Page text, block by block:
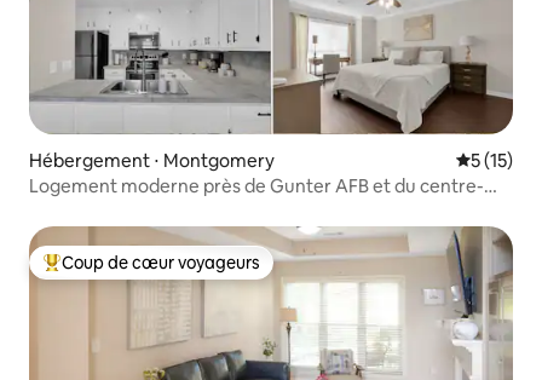
Hébergement ⋅ Montgomery
5 (15)
Logement moderne près de Gunter AFB et du centre-
Coups de cœur voyageurs les plus appréciés
Coup de cœur voyageurs